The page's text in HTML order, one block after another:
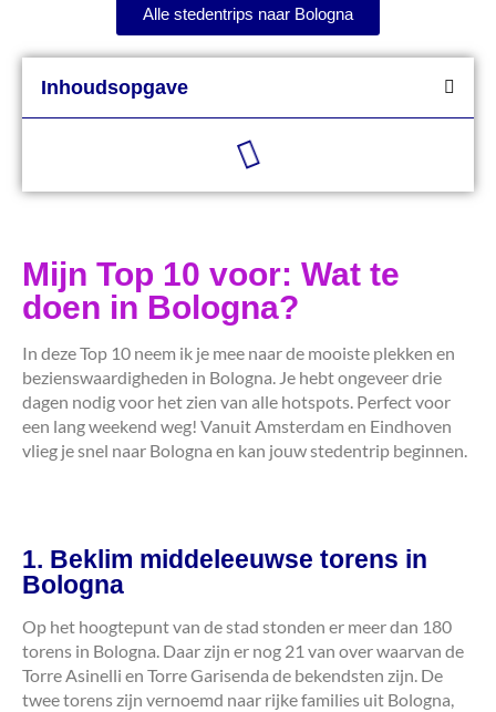
Alle stedentrips naar Bologna
Inhoudsopgave
Mijn Top 10 voor: Wat te
doen in Bologna?
In deze Top 10 neem ik je mee naar de mooiste plekken en
bezienswaardigheden in Bologna. Je hebt ongeveer drie
dagen nodig voor het zien van alle hotspots. Perfect voor
een lang weekend weg! Vanuit Amsterdam en Eindhoven
vlieg je snel naar Bologna en kan jouw stedentrip beginnen.
1. Beklim middeleeuwse torens in
Bologna
Op het hoogtepunt van de stad stonden er meer dan 180
torens in Bologna. Daar zijn er nog 21 van over waarvan de
Torre Asinelli en Torre Garisenda de bekendsten zijn. De
twee torens zijn vernoemd naar rijke families uit Bologna,